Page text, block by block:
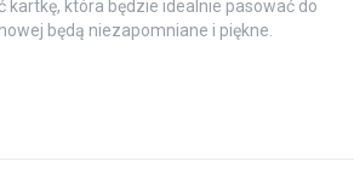
która będzie idealnie pasować do
będą niezapomniane i piękne.